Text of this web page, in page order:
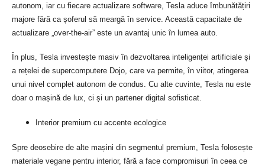
autonom, iar cu fiecare actualizare software, Tesla aduce îmbunătățiri
majore fără ca șoferul să meargă în service. Această capacitate de
actualizare „over-the-air” este un avantaj unic în lumea auto.
În plus, Tesla investește masiv în dezvoltarea inteligenței artificiale și
a rețelei de supercomputere Dojo, care va permite, în viitor, atingerea
unui nivel complet autonom de condus. Cu alte cuvinte, Tesla nu este
doar o mașină de lux, ci și un partener digital sofisticat.
Interior premium cu accente ecologice
Spre deosebire de alte mașini din segmentul premium, Tesla folosește
materiale vegane pentru interior, fără a face compromisuri în ceea ce